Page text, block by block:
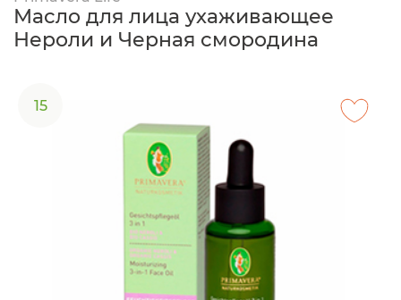
Масло для лица ухаживающее
Нероли и Черная смородина
15